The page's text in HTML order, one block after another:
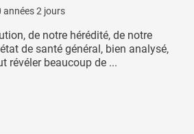
années 2 jours
de notre hérédité, de notre
de santé général, bien analysé,
révéler beaucoup de ...